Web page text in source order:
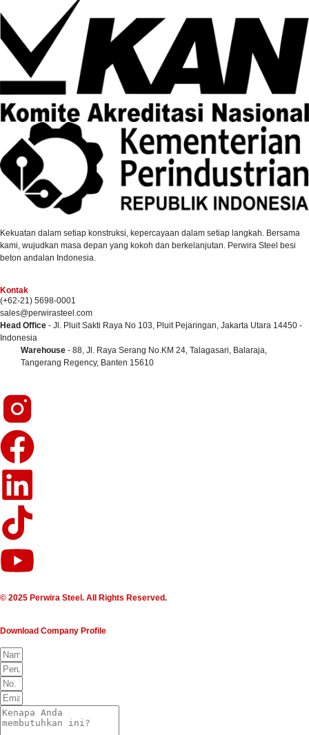
Kekuatan dalam setiap konstruksi, kepercayaan dalam setiap langkah. Bersama
kami, wujudkan masa depan yang kokoh dan berkelanjutan. Perwira Steel besi
beton andalan Indonesia.
Kontak
(+62-21) 5698-0001
sales@perwirasteel.com
Head Office - Jl. Pluit Sakti Raya No 103, Pluit Pejaringan, Jakarta Utara 14450 -
Indonesia
Warehouse - 88, Jl. Raya Serang No.KM 24, Talagasari, Balaraja,
Tangerang Regency, Banten 15610
© 2025 Perwira Steel. All Rights Reserved.
Download Company Profile